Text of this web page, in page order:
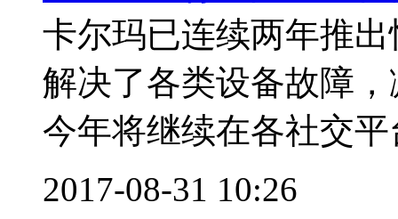
卡尔玛已连续两年推
解决了各类设备故障
今年将继续在各社交
2017-08-31 10:26